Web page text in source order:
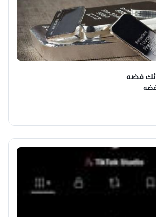
فضه
فضه